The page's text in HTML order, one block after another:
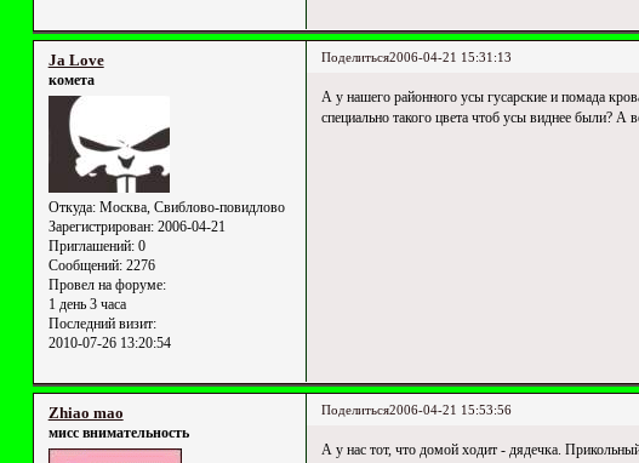
Поделиться2006-04-21 15:31:13
Ja Love
комета
Откуда:Москва, Свиблово-повидлово
Зарегистрирован: 2006-04-21
Приглашений:0
Сообщений:2276
Провел на форуме:
1 день 3 часа
Последний визит:
2010-07-26 13:20:54
А у нашего районного усы гусарские и помада
специально такого цвета чтоб усы виднее были?
Поделиться2006-04-21 15:53:56
Zhiao mao
мисс внимательность
А у нас тот, что домой ходит - дядечка.